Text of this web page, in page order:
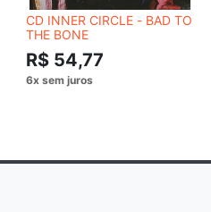
CD INNER CIRCLE - BAD TO
THE BONE
R$ 54,77